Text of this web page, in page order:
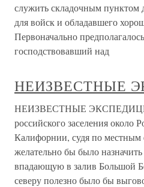
служить складочным пунктом
для войск и обладавшего
Первоначально
господствовавший над
НЕИЗВЕСТНЫЕ
НЕИЗВЕСТНЫЕ
российского заселения около
Калифорнии, судя по местным
желательно бы было
впадающую в залив Большой
северу полезно было бы